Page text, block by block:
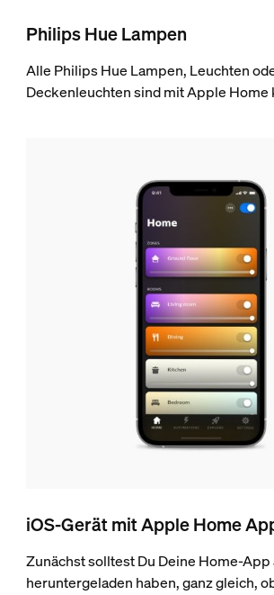
Philips Hue Lampen
Alle Philips Hue Lampen, Leuchten
Deckenleuchten sind mit Apple
iOS-Gerät mit Apple Home
Zunächst solltest Du Deine Home-App
heruntergeladen haben, ganz gleich,